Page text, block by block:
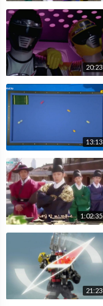
20:23
13:13
1:02:35
21:23